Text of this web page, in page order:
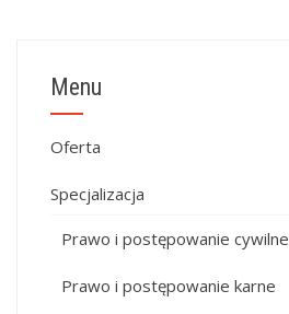
Menu
Oferta
Specjalizacja
Prawo i postępowanie cywilne
Prawo i postępowanie karne